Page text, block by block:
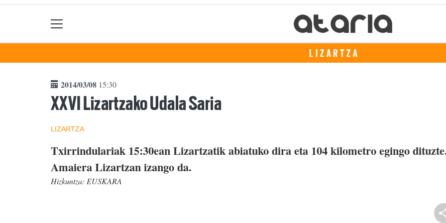
LIZARTZA
2014/03/08 15:30
XXVI Lizartzako Udala Saria
LIZARTZA
Txirrindulariak 15:30ean Lizartzatik abiatuko dira eta 104 kilometro egingo
Amaiera Lizartzan izango da.
Hizkuntza: EUSKARA